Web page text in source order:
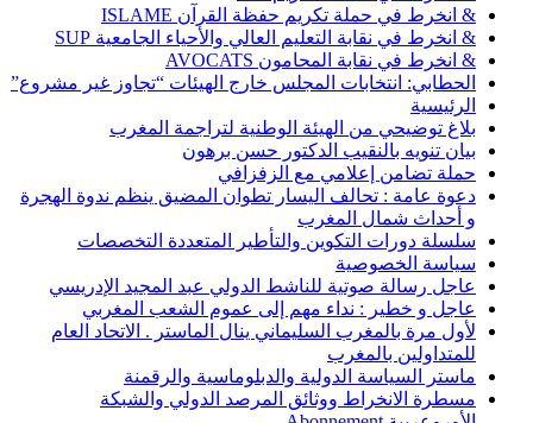
& انخرط في حملة تكريم حفظة القرآن ISLAME
& انخرط في نقابة التعليم العالي والأحياء الجامعية SUP
& انخرط في نقابة المحامون AVOCATS
الحطابي: انتخابات المجلس خارج الهيئات “تجاوز غير مشروع”
الرئيسية
بلاغ توضيحي من الهيئة الوطنية لتراجمة المغرب
بيان تنويه بالنقيب الدكتور حسن برهون
حملة تضامن إعلامي مع الزفزافي
دعوة عامة : تحالف اليسار تطوان المضيق ينظم ندوة الهجرة
و أحداث شمال المغرب
سلسلة دورات التكوين والتأطير المتعددة التخصصات
سياسة الخصوصية
عاجل رسالة صوتية للناشط الدولي عبد المجيد الإدريسي
عاجل و خطير : نداء مهم إلى عموم الشعب المغربي
لأول مرة بالمغرب السليماني ينال الماستر . الاتحاد العام
للمتداولين بالمغرب
ماستر السياسة الدولية والدبلوماسية والرقمنة
مسطرة الانخراط ووثائق المرصد الدولي والشبكة